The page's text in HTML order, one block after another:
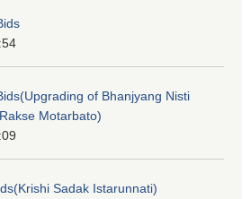
of Bhanjyang Nisti
Motarbato)
Sadak Istarunnati)